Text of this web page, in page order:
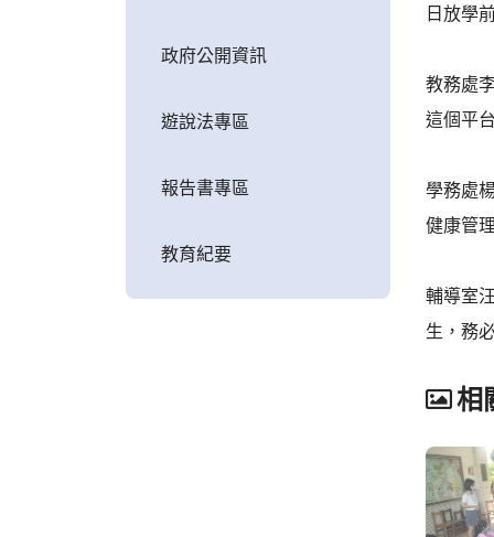
政府公開資訊
遊說法專區
報告書專區
教育紀要
日放學
教務處
這個平
學務處
健康管
輔導室
生，務
相